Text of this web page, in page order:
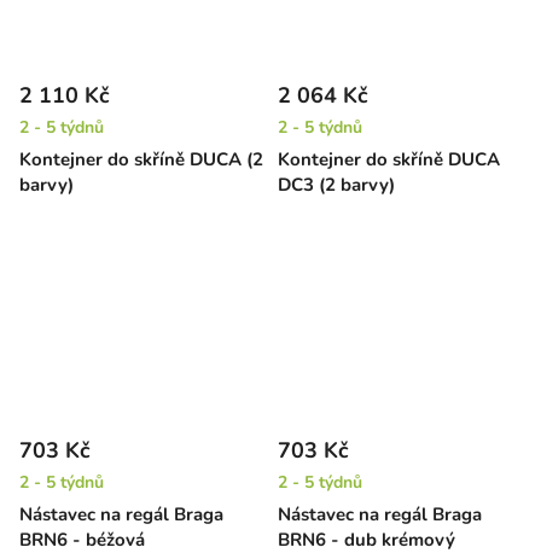
Kontejner do skříně DUCA (2
barvy)
2 110 Kč
2 - 5 týdnů
Kontejner do skříně DUCA
DC3 (2 barvy)
2 064 Kč
2 - 5 týdnů
Nástavec na regál Braga
BRN6 - béžová
703 Kč
2 - 5 týdnů
Nástavec na regál Braga
BRN6 - dub krémový
703 Kč
2 - 5 týdnů